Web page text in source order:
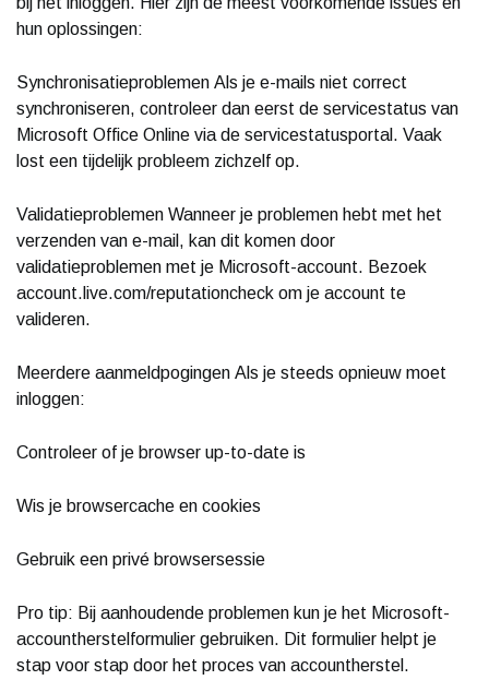
hun oplossingen:
Synchronisatieproblemen Als je e-mails niet correct
synchroniseren, controleer dan eerst de servicestatus van
Microsoft Office Online via de servicestatusportal. Vaak
lost een tijdelijk probleem zichzelf op.
Validatieproblemen Wanneer je problemen hebt met het
verzenden van e-mail, kan dit komen door
validatieproblemen met je Microsoft-account. Bezoek
account.live.com/reputationcheck om je account te
valideren.
Meerdere aanmeldpogingen Als je steeds opnieuw moet
inloggen:
Controleer of je browser up-to-date is
Wis je browsercache en cookies
Gebruik een privé browsersessie
Pro tip: Bij aanhoudende problemen kun je het Microsoft-
accountherstelformulier gebruiken. Dit formulier helpt je
stap voor stap door het proces van accountherstel.